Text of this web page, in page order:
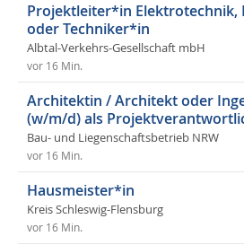
Projektleiter*in Elektrotechnik,
oder Techniker*in
Albtal-Verkehrs-Gesellschaft mbH
vor 16 Min.
Architektin / Architekt oder
(w/m/d) als
Bau- und Liegenschaftsbetrieb NRW
vor 16 Min.
Hausmeister*in
Kreis Schleswig-Flensburg
vor 16 Min.